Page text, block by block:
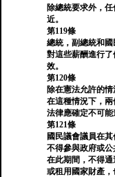
除總統要求外，
近。
第119條
總統，副總統和
對這些薪酬進行
效。
第120條
除在憲法允許的
在這種情況下，兩
法律應確定不可能
第121條
國民議會議員在
不得參與政府或公
在此期間，不得
或租用國家財產